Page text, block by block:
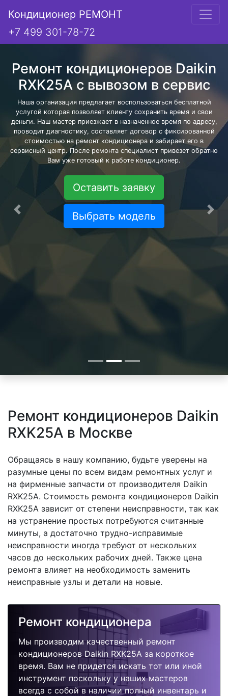
Кондиционер РЕМОНТ
+7 499 301-78-72
Ремонт кондиционеров Daikin
RXK25A с вывозом в сервис
Наша организация предлагает воспользоваться бесплатной
услугой которая позволяет клиенту сохранить время и свои
деньги. Наш мастер приезжает в назначенное время по адресу,
проводит диагностику, составляет договор с фиксированной
стоимостью на ремонт кондиционера и забирает его в
сервисный центр. После ремонта специалист привезет обратно
Вам уже готовый к работе кондиционер.
Оставить заявку
Выбрать модель
Предыдущая
Ремонт кондиционеров Daikin
RXK25A в Москве
Обращаясь в нашу компанию, будьте уверены на
разумные цены по всем видам ремонтных услуг и
на фирменные запчасти от производителя Daikin
RXK25A. Стоимость ремонта кондиционеров Daikin
RXK25A зависит от степени неисправности, так как
на устранение простых потребуются считанные
минуты, а достаточно трудно-исправимые
неисправности иногда требуют от нескольких
часов до нескольких рабочих дней. Также цена
ремонта влияет на необходимость заменить
неисправные узлы и детали на новые.
Ремонт кондиционера
Мы производим качественный ремонт
кондиционеров Daikin RXK25A за короткое
время. Вам не придется искать тот или иной
инструмент поскольку у наших мастеров
всегда с собой в наличии полный инвентарь и